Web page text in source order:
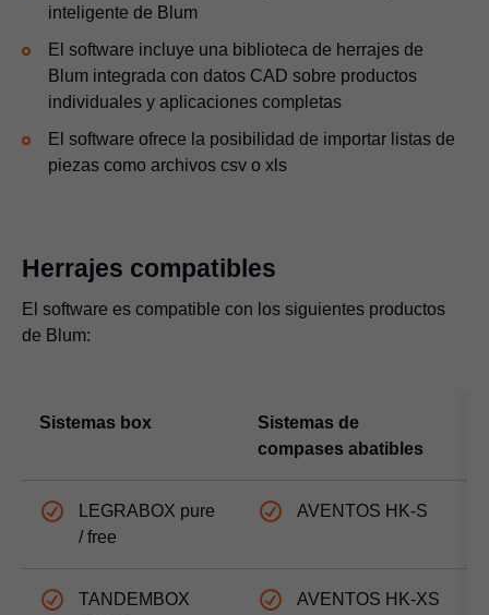
inteligente de Blum
El software incluye una biblioteca de herrajes de
Blum integrada con datos CAD sobre productos
individuales y aplicaciones completas
El software ofrece la posibilidad de importar listas de
piezas como archivos csv o xls
Herrajes compatibles
El software es compatible con los siguientes productos
de Blum:
Sistemas box
Sistemas de
compases abatibles
LEGRABOX pure
/ free
AVENTOS HK-S
TANDEMBOX
AVENTOS HK-XS